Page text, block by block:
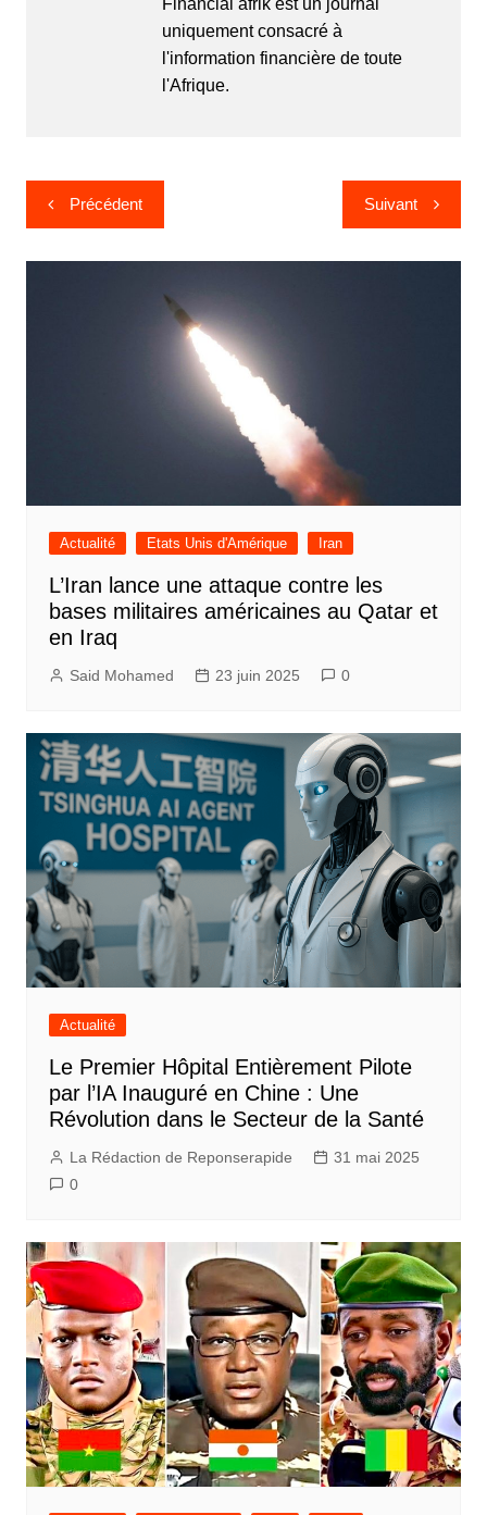
uniquement consacré à
l'information financière de toute
l'Afrique.
Navigation
de
l’article
Précédent Suivant
Actualité Etats Unis d'Amérique Iran
L’Iran lance une attaque contre les
bases militaires américaines au Qatar et
en Iraq
Said Mohamed 23 juin 2025 0
Actualité
Le Premier Hôpital Entièrement Pilote
par l’IA Inauguré en Chine : Une
Révolution dans le Secteur de la Santé
La Rédaction de Reponserapide
31 mai 2025
0